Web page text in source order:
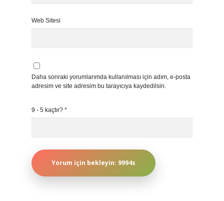
Web Sitesi
Daha sonraki yorumlarımda kullanılması için adım, e-posta
adresim ve site adresim bu tarayıcıya kaydedilsin.
9 - 5 kaçtır? *